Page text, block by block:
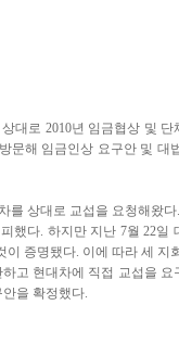
대로 2010년 임금협상 및 단
문해 임금인상 요구안 및 대
를 상대로 교섭을 요청해왔다
했다. 하지만 지난 7월 22일
증명됐다. 이에 따라 세 지
고 현대차에 직접 교섭을 요
을 확정했다.